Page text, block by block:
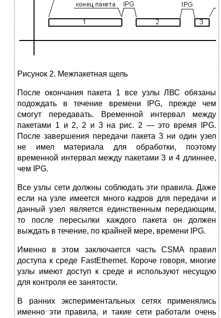
Рисунок 2. Межпакетная щель
После окончания пакета 1 все узлы ЛВС обязаны
подождать в течение времени IPG, прежде чем
смогут передавать. Временной интервал между
пакетами 1 и 2, 2 и 3 на рис. 2 — это время IPG.
После завершения передачи пакета 3 ни один узел
не имел материала для обработки, поэтому
временной интервал между пакетами 3 и 4 длиннее,
чем IPG.
Все узлы сети должны соблюдать эти правила. Даже
если на узле имеется много кадров для передачи и
данный узел является единственным передающим,
то после пересылки каждого пакета он должен
выждать в течение, по крайней мере, времени IPG.
Именно в этом заключается часть CSMA правил
доступа к среде FastEthernet. Короче говоря, многие
узлы имеют доступ к среде и используют несущую
для контроля ее занятости.
В ранних экспериментальных сетях применялись
именно эти правила, и такие сети работали очень